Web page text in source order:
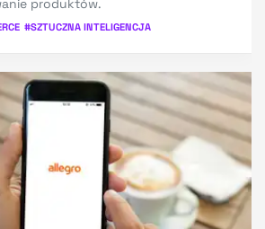
produktów.
#SZTUCZNA INTELIGENCJA